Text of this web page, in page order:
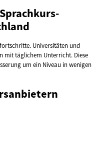
Universitäten und
mit täglichem Unterricht. Diese
um ein Niveau in wenigen